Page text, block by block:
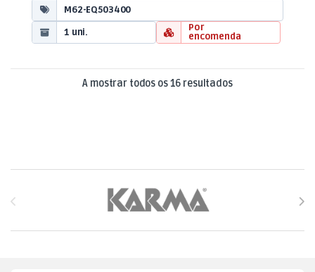
M62-EQ503400
1 uni.
Por
encomenda
A mostrar todos os 16 resultadosOrdenado por
Brands Carousel